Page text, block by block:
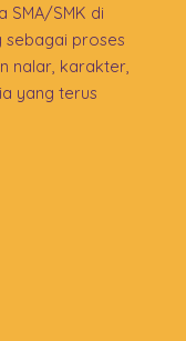
SMA/SMK di
sebagai proses
nalar, karakter,
yang terus